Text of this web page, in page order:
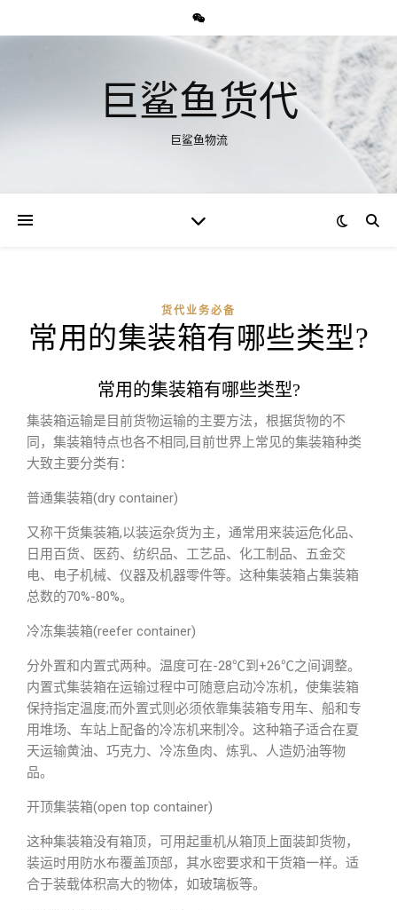
巨鲨鱼货代
巨鲨鱼物流
货代业务必备
常用的集装箱有哪些类型?
常用的集装箱有哪些类型?
集装箱运输是目前货物运输的主要方法，根据货物的不
同，集装箱特点也各不相同,目前世界上常见的集装箱种类
大致主要分类有：
普通集装箱(dry container)
又称干货集装箱,以装运杂货为主，通常用来装运危化品、
日用百货、医药、纺织品、工艺品、化工制品、五金交
电、电子机械、仪器及机器零件等。这种集装箱占集装箱
总数的70%-80%。
冷冻集装箱(reefer container)
分外置和内置式两种。温度可在-28℃到+26℃之间调整。
内置式集装箱在运输过程中可随意启动冷冻机，使集装箱
保持指定温度;而外置式则必须依靠集装箱专用车、船和专
用堆场、车站上配备的冷冻机来制冷。这种箱子适合在夏
天运输黄油、巧克力、冷冻鱼肉、炼乳、人造奶油等物
品。
开顶集装箱(open top container)
这种集装箱没有箱顶，可用起重机从箱顶上面装卸货物，
装运时用防水布覆盖顶部，其水密要求和干货箱一样。适
合于装载体积高大的物体，如玻璃板等。